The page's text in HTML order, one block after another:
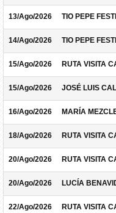
13/Ago/2026 TIO PEPE
14/Ago/2026 TIO PEPE
15/Ago/2026 RUTA VISITA
15/Ago/2026 JOSÉ LUIS
16/Ago/2026 MARÍA
18/Ago/2026 RUTA VISITA
20/Ago/2026 RUTA VISITA
20/Ago/2026 LUCÍA
22/Ago/2026 RUTA VISITA